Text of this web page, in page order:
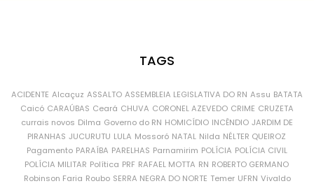
TAGS
ACIDENTE Alcaçuz ASSALTO ASSEMBLEIA LEGISLATIVA DO RN Assu BATATA
Caicó CARAÚBAS Ceará CHUVA CORONEL AZEVEDO CRIME CRUZETA
currais novos Dilma Governo do RN HOMICÍDIO INCÊNDIO JARDIM DE
PIRANHAS JUCURUTU LULA Mossoró NATAL Nilda NÉLTER QUEIROZ
Pagamento PARAÍBA PARELHAS Parnamirim POLÍCIA POLÍCIA CIVIL
POLÍCIA MILITAR Política PRF RAFAEL MOTTA RN ROBERTO GERMANO
Robinson Faria Roubo SERRA NEGRA DO NORTE Temer UFRN Vivaldo